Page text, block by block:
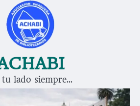
tu lado siempre…